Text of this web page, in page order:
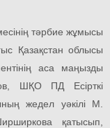
тәрбие жұмысы
Қазақстан облысы
аса маңызды
ШҚО ПД Есірткі
жедел уәкілі М.
қатысып,